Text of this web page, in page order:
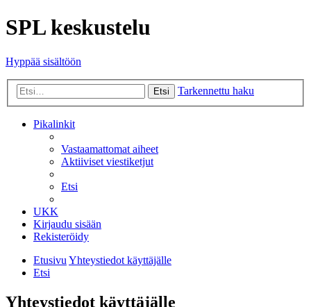
SPL keskustelu
Hyppää sisältöön
Etsi Tarkennettu haku
Pikalinkit
Vastaamattomat aiheet
Aktiiviset viestiketjut
Etsi
UKK
Kirjaudu sisään
Rekisteröidy
EtusivuYhteystiedot käyttäjälle
Etsi
Yhteystiedot käyttäjälle